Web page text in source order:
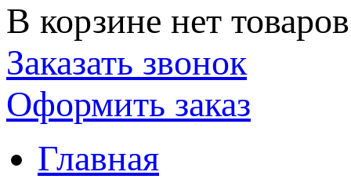
В корзине нет товаров
Заказать звонок
Оформить заказ
Главная